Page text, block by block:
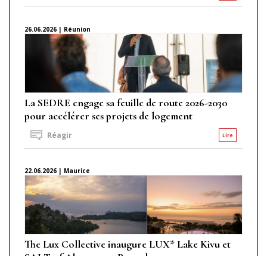
26.06.2026 | Réunion
La SEDRE engage sa feuille de route 2026-2030
pour accélérer ses projets de logement
Lire
Réagir
22.06.2026 | Maurice
The Lux Collective inaugure LUX* Lake Kivu et